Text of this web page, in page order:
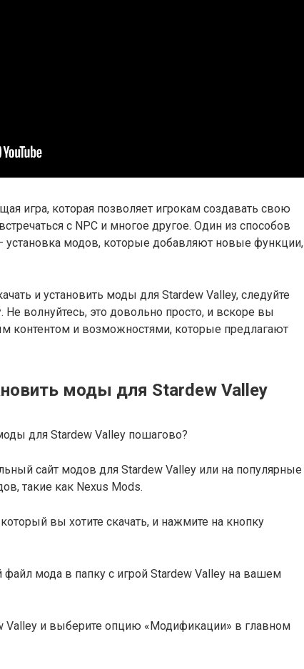
игра, которая позволяет игрокам создавать свою
с NPC и многое другое. Один из способов
установка модов, которые добавляют новые функции,
и установить моды для Stardew Valley, следуйте
Не волнуйтесь, это довольно просто, и вскоре вы
контентом и возможностями, которые предлагают
моды для Stardew Valley
сайт модов для Stardew Valley или на популярные
такие как Nexus Mods.
вы хотите скачать, и нажмите на кнопку
файл мода в папку с игрой Stardew Valley на вашем
Valley и выберите опцию «Модификации» в главном